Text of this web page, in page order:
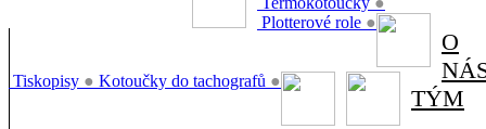
Plotterové role ●
Tiskopisy ● Kotoučky do tachografů ●
O
TÝM